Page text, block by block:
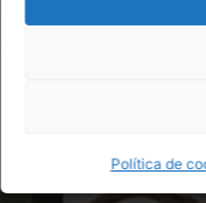
Política de